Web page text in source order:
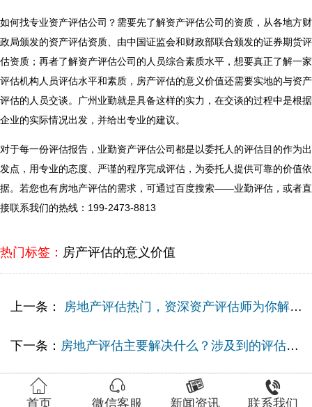
如何找专业资产评估公司？需要先了解资产评估公司的资质，从各地方财
政局颁发的资产评估资质、由中国证监会和财政部联合颁发的证券期货评
估资质；再者了解资产评估公司的人员综合素质水平，想要真正了解一家
评估机构人员评估水平和素质， 房产评估的意义价值还需要实地的与资产
评估的人员交谈。广州业勤就是具备这样的实力，在交谈的过程中是根据
企业的实际情况出发，并给出专业的建议。
对于每一份评估报告，业勤资产评估公司都是以委托人的评估目的作为出
发点，用专业的态度、严谨的程序完成评估，为委托人提供可靠的价值依
据。若您也有房地产评估的需求，可通过百度搜索——业勤评估，或者直
接联系我们的热线：199-2473-8813
热门标签： 房产评估的意义价值
上一条： 房地产评估热门，资深资产评估师为你解释房地产评估！
下一条： 房地产评估主要解决什么？涉及到的评估方式有哪些？

首页

微信客服

新闻资讯

联系我们